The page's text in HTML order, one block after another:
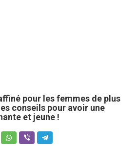
pour les femmes de plus
conseils pour avoir une
et jeune !